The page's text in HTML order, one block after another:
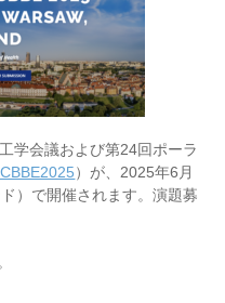
学会議および第24回ポーラ
）が、2025年6月
）で開催されます。演題募